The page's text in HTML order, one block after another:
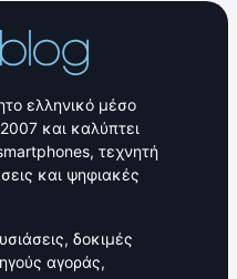
ελληνικό μέσο
και καλύπτει
τεχνητή
και ψηφιακές
δοκιμές
αγοράς,